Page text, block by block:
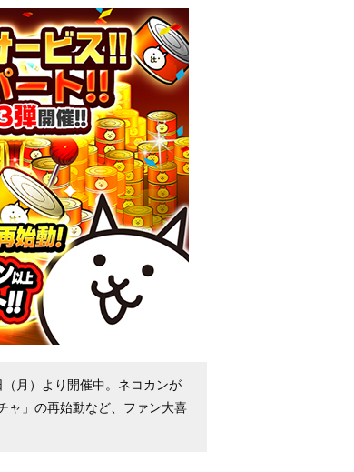
月）より開催中。ネコカンが
ャ」の再始動など、ファン大喜